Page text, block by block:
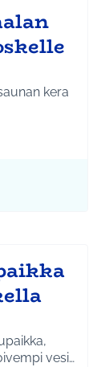
kera
Liikunta ja
vesi…